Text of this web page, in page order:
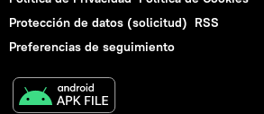
Protección de datos (solicitud) RSS
Preferencias de seguimiento